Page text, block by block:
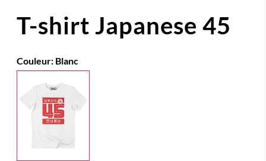
T-shirt Japanese 45
Couleur: Blanc